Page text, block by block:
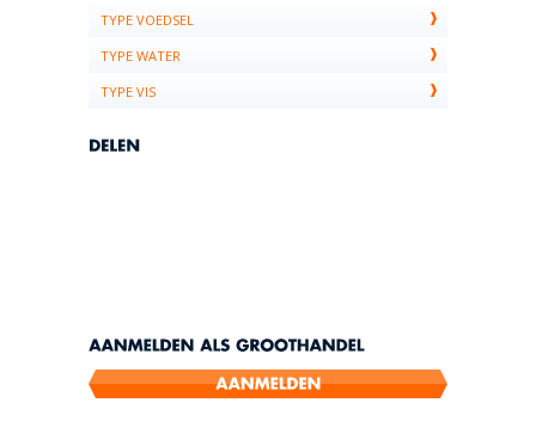
TYPE VOEDSEL
TYPE WATER
TYPE VIS